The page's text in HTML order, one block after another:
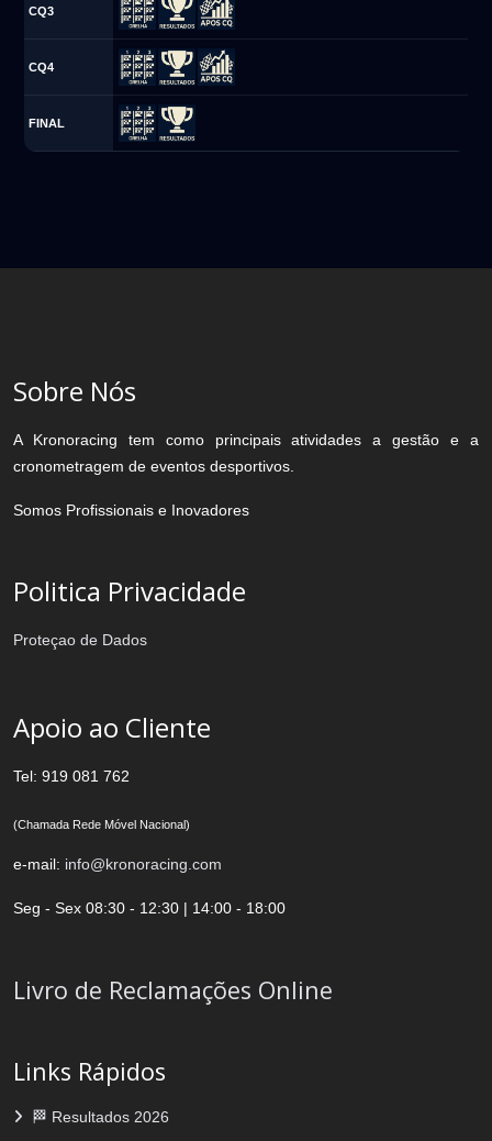
CQ3
CQ4
FINAL
Sobre Nós
A Kronoracing tem como principais atividades a gestão e a
cronometragem de eventos desportivos.
Somos Profissionais e Inovadores
Politica Privacidade
Proteçao de Dados
Apoio ao Cliente
Tel: 919 081 762
(Chamada Rede Móvel Nacional)
e-mail: info@kronoracing.com
Seg - Sex 08:30 - 12:30 | 14:00 - 18:00
Livro de Reclamações Online
Links Rápidos
🏁 Resultados 2026